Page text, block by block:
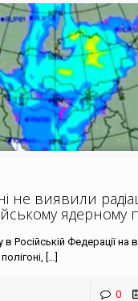
не виявили
ядерному
Російській Федерації на
0